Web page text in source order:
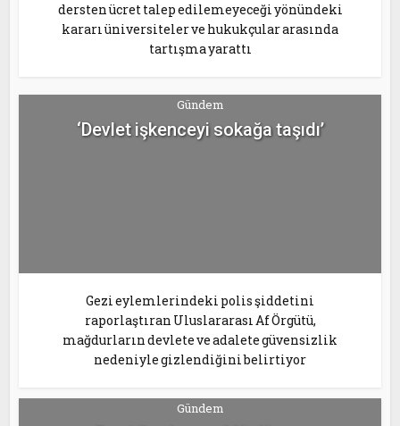
dersten ücret talep edilemeyeceği yönündeki
kararı üniversiteler ve hukukçular arasında
tartışma yarattı
Gündem
‘Devlet işkenceyi sokağa taşıdı’
Gezi eylemlerindeki polis şiddetini
raporlaştıran Uluslararası Af Örgütü,
mağdurların devlete ve adalete güvensizlik
nedeniyle gizlendiğini belirtiyor
Gündem